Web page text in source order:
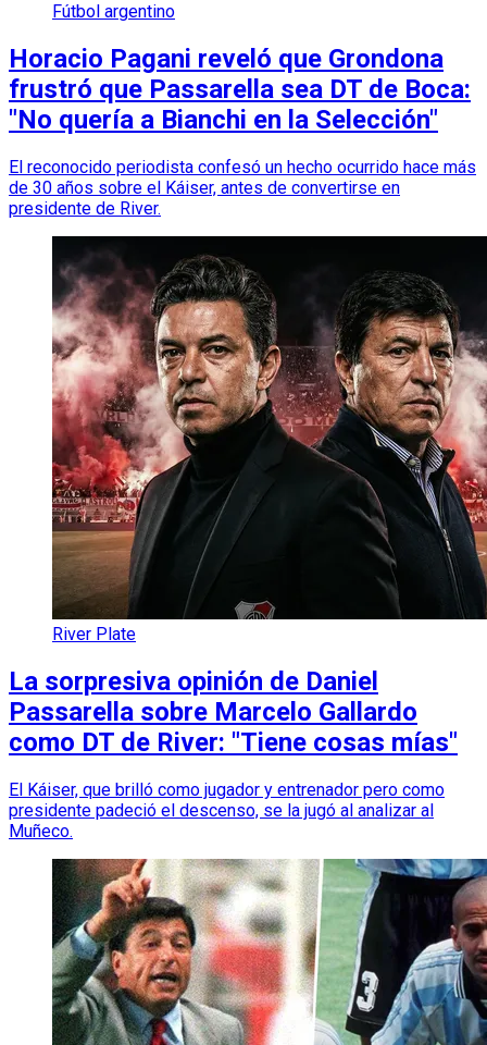
Fútbol argentino
Horacio Pagani reveló que Grondona
frustró que Passarella sea DT de Boca:
"No quería a Bianchi en la Selección"
El reconocido periodista confesó un hecho ocurrido hace más
de 30 años sobre el Káiser, antes de convertirse en
presidente de River.
River Plate
La sorpresiva opinión de Daniel
Passarella sobre Marcelo Gallardo
como DT de River: "Tiene cosas mías"
El Káiser, que brilló como jugador y entrenador pero como
presidente padeció el descenso, se la jugó al analizar al
Muñeco.